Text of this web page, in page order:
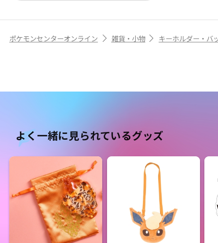
ポケモンセンターオンライン 雑貨・小物 キーホルダー・バ
よく一緒に見られているグッズ